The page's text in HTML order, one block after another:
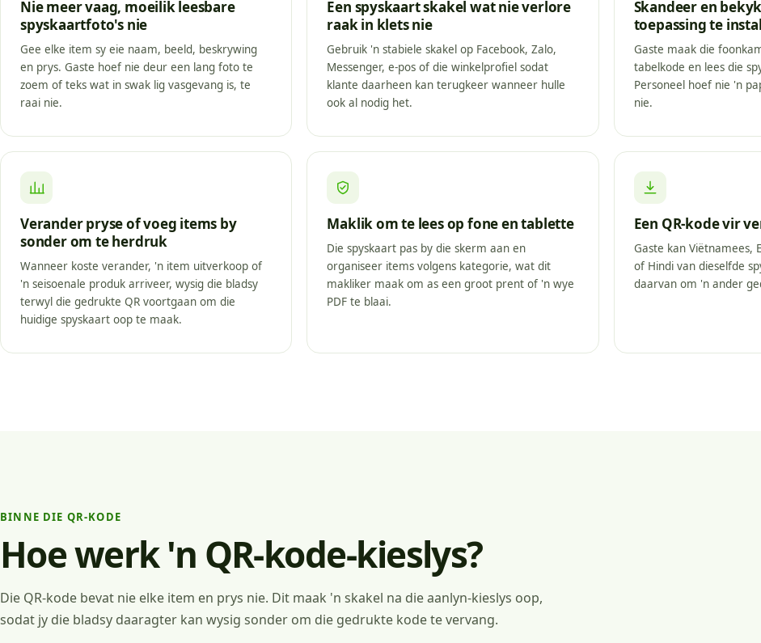
Nie meer vaag, moeilik leesbare
spyskaartfoto's nie
Gee elke item sy eie naam, beeld, beskrywing
en prys. Gaste hoef nie deur een lang foto te
zoem of teks wat in swak lig vasgevang is, te
raai nie.
Een spyskaart skakel wat nie verlore
raak in klets nie
Gebruik 'n stabiele skakel op Facebook, Zalo,
Messenger, e-pos of die winkelprofiel sodat
klante daarheen kan terugkeer wanneer hulle
ook al nodig het.
Skandeer en
toepassing te
Gaste maak die
tabelkode en lees die
Personeel hoef nie 'n
nie.
Verander pryse of voeg items by
sonder om te herdruk
Wanneer koste verander, 'n item uitverkoop of
'n seisoenale produk arriveer, wysig die bladsy
terwyl die gedrukte QR voortgaan om die
huidige spyskaart oop te maak.
Maklik om te lees op fone en tablette
Die spyskaart pas by die skerm aan en
organiseer items volgens kategorie, wat dit
makliker maak om as een groot prent of 'n wye
PDF te blaai.
Een QR-kode vir
Gaste kan Viëtnamees,
of Hindi van dieselfde
daarvan om 'n ander
BINNE DIE QR-KODE
Hoe werk 'n QR-kode-kieslys?
Die QR-kode bevat nie elke item en prys nie. Dit maak 'n skakel na die aanlyn-kieslys oop,
sodat jy die bladsy daaragter kan wysig sonder om die gedrukte kode te vervang.